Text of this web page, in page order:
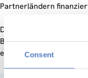
Consent
Partnerländern
Die Sommerkollegs
Befragung von
evaluiert.